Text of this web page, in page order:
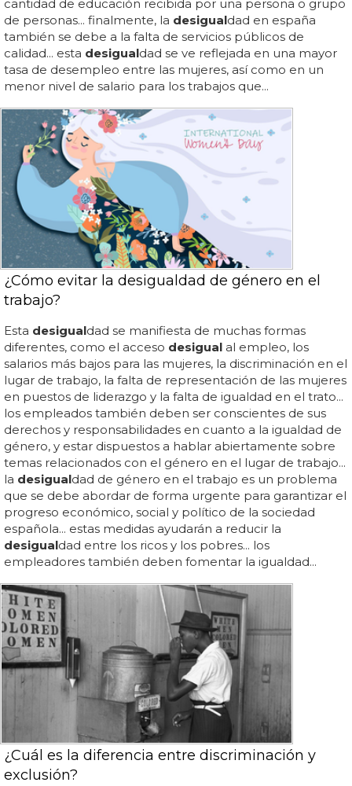
cantidad de educación recibida por una persona o grupo
de personas... finalmente, la desigualdad en españa
también se debe a la falta de servicios públicos de
calidad... esta desigualdad se ve reflejada en una mayor
tasa de desempleo entre las mujeres, así como en un
menor nivel de salario para los trabajos que...
¿Cómo evitar la desigualdad de género en el
trabajo?
Esta desigualdad se manifiesta de muchas formas
diferentes, como el acceso desigual al empleo, los
salarios más bajos para las mujeres, la discriminación en el
lugar de trabajo, la falta de representación de las mujeres
en puestos de liderazgo y la falta de igualdad en el trato...
los empleados también deben ser conscientes de sus
derechos y responsabilidades en cuanto a la igualdad de
género, y estar dispuestos a hablar abiertamente sobre
temas relacionados con el género en el lugar de trabajo...
la desigualdad de género en el trabajo es un problema
que se debe abordar de forma urgente para garantizar el
progreso económico, social y político de la sociedad
española... estas medidas ayudarán a reducir la
desigualdad entre los ricos y los pobres... los
empleadores también deben fomentar la igualdad...
¿Cuál es la diferencia entre discriminación y
exclusión?